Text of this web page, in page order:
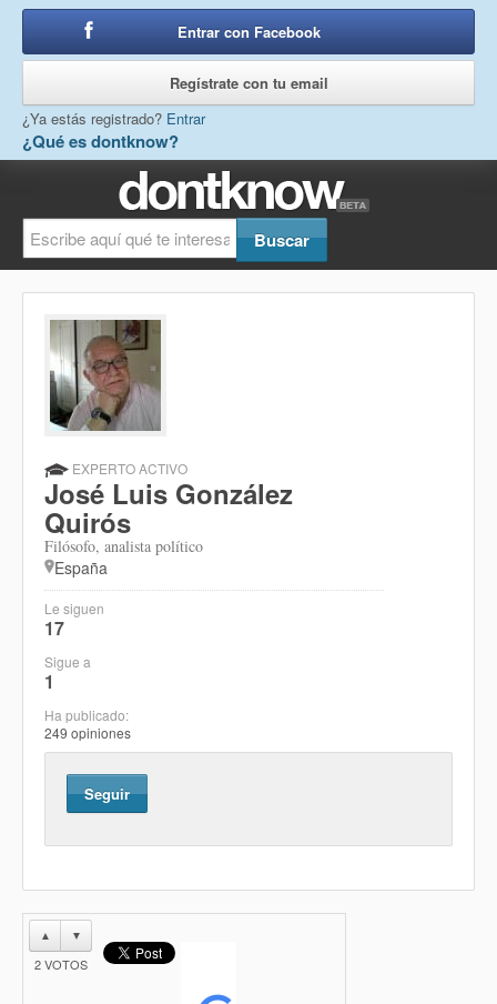
¿Qué es dontknow?
Entrar con Facebook
Regístrate con tu email
¿Ya estás registrado? Entrar
EXPERTO ACTIVO
José Luis González
Quirós
Filósofo, analista político
España
Le siguen
17
Sigue a
1
Ha publicado:
249 opiniones
Seguir
▲ ▼
2VOTOS